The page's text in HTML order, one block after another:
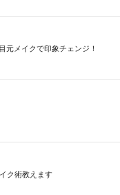
メイクで印象チェンジ！
ク術教えます